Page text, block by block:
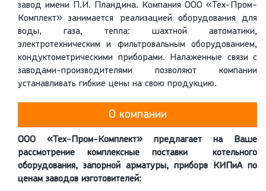
завод имени П.И. Пландина. Компания ООО «Тех-Пром-
Комплект»
занимается реализацией оборудования для
воды, газа, тепла: шахтной автоматики,
электротехническим и фильтровальным оборудованием,
кондуктометрическими приборами. Налаженные связи с
заводами-производителями позволяют компании
устанавливать гибкие цены на свою продукцию.
О компании
ООО «Тех-Пром-Комплект» предлагает на Ваше
рассмотрение комплексные поставки котельного
оборудования, запорной арматуры, приборв КИПиА по
ценам заводов изготовителей: